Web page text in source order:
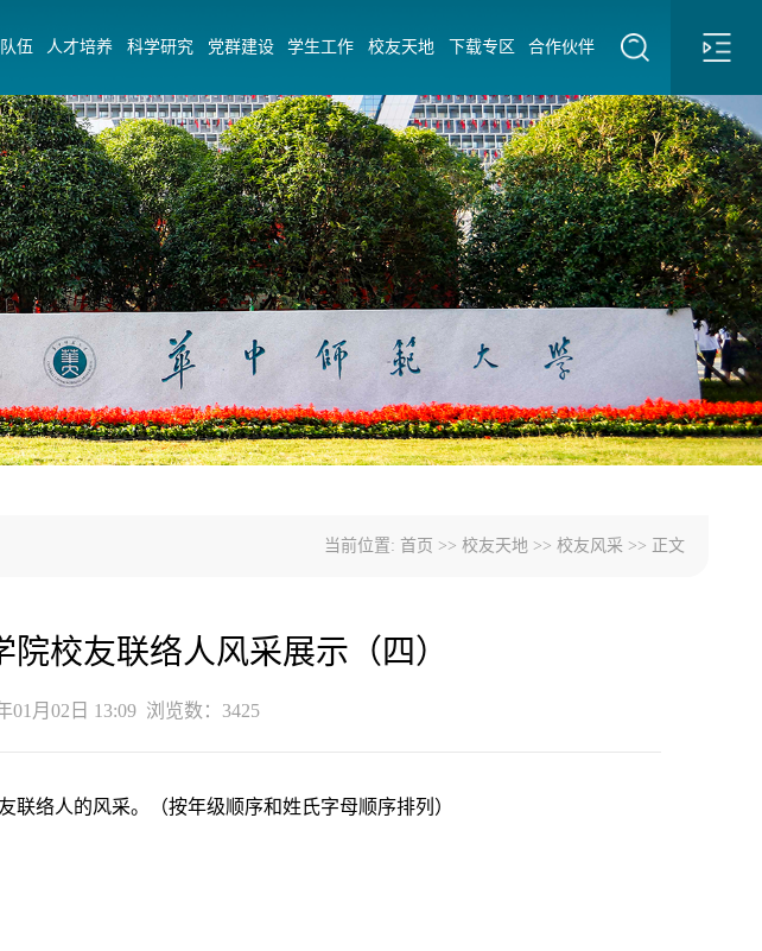
伍 人才培养 科学研究 党群建设 学生工作 校友天地 下载专区 合作伙伴
当前位置: 首页 >>校友天地 >>校友风采 >> 正文
校友联络人风采展示（四）
01月02日 13:09 浏览数： 3425
络人的风采。（按年级顺序和姓氏字母顺序排列）